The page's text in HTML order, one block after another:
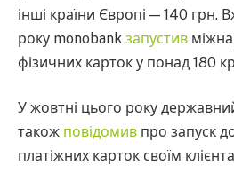
інші країни Європі — 140 грн.
року monobank запустив
фізичних карток у понад 180
У жовтні цього року
також повідомив про запуск
платіжних карток своїм